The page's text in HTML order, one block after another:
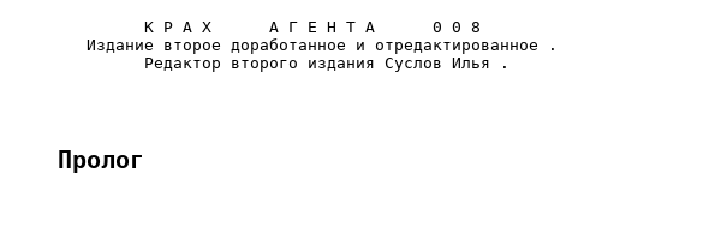
              К Р А Х      А Г Е Н Т А      0 0 8
        Издание второе доработанное и отредактированное .
Пролог